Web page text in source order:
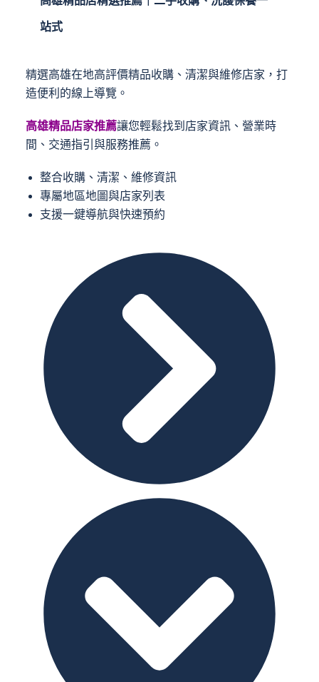
站式
精選高雄在地高評價精品收購、清潔與維修店家，打
造便利的線上導覽。
高雄精品店家推薦讓您輕鬆找到店家資訊、營業時
間、交通指引與服務推薦。
整合收購、清潔、維修資訊
專屬地區地圖與店家列表
支援一鍵導航與快速預約